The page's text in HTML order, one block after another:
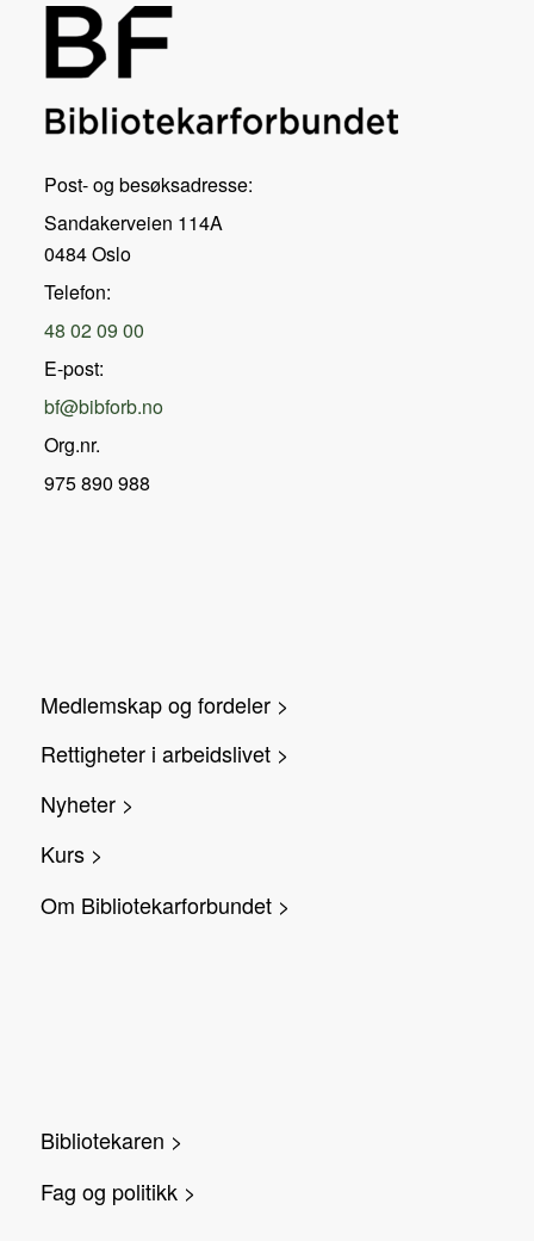
Post- og besøksadresse:
Sandakerveien 114A
0484 Oslo
Telefon:
48 02 09 00
E-post:
bf@bibforb.no
Org.nr.
975 890 988
Medlemskap og fordeler >
Rettigheter i arbeidslivet >
Nyheter >
Kurs >
Om Bibliotekarforbundet >
Bibliotekaren >
Fag og politikk >